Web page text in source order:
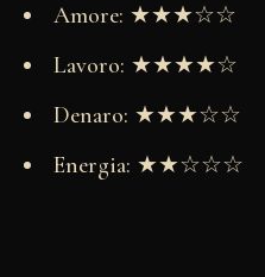
Amore: ★★★☆☆
Lavoro: ★★★★☆
Denaro: ★★★☆☆
Energia: ★★☆☆☆